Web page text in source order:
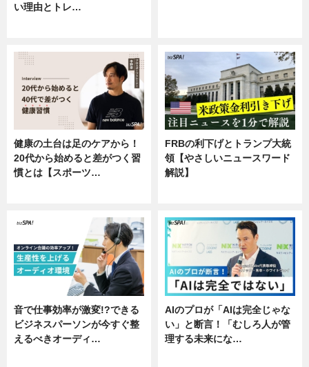
い理由とトレ…
健康の土台は足のケアから！
20代から始めると差がつく習
慣とは【スポーツ…
FRBの利下げとトランプ大統
領【やさしいニュースワード
解説】
音で仕事効率が激変!?できる
ビジネスパーソンが今すぐ整
えるべきオーディ…
AIのプロが「AIは完全じゃな
い」と断言！「むしろ人が管
理する未来にな…